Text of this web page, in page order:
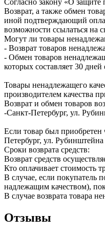
Возврат, а также обмен
иной подтверждающий
возможности ссылаться на
Могут ли товары
- Возврат товаров
- Обмен товаров
которых составляет 30
Товары ненадлежащего
производителем качества
Возврат и обмен товаров
-Санкт-Петербург, ул.
Если товар был приобретен
Петербург, ул.
Сроки возврата средств:
Возврат средств
Кто оплачивает стоимость
В случае, если покупатель
надлежащим качеством),
В случае возврата товара
Отзывы